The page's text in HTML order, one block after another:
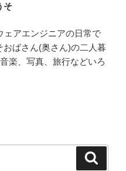
そ
ェアエンジニアの日常で
ばさん(奥さん)の二人暮
楽、写真、旅行などいろ